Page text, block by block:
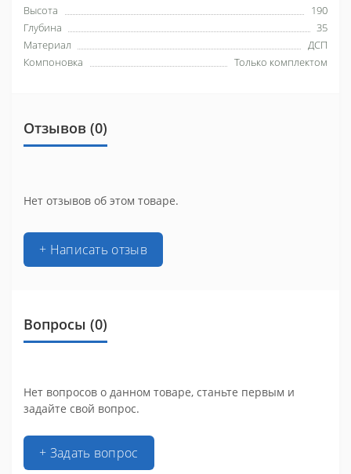
Высота
190
Глубина
35
Материал
ДСП
Компоновка
Только комплектом
Отзывов (0)
Нет отзывов об этом товаре.
+ Написать отзыв
Вопросы (0)
Нет вопросов о данном товаре, станьте первым и
задайте свой вопрос.
+ Задать вопрос